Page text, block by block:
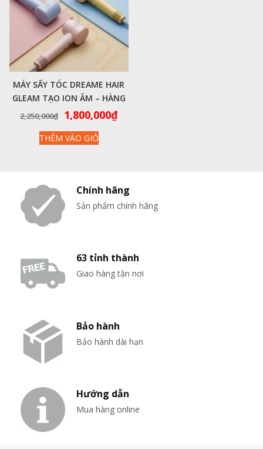
MÁY SẤY TÓC DREAME HAIR
GLEAM TẠO ION ÂM – HÀNG
CHÍNH HÃNG
2,250,000₫
Giá
là:
1,800,000₫Giá
THÊM VÀO GIỎ
Chính hãng
Sản phẩm chính hãng
63 tỉnh thành
Giao hàng tận nơi
Bảo hành
Bảo hành dài hạn
Hướng dẫn
Mua hàng online